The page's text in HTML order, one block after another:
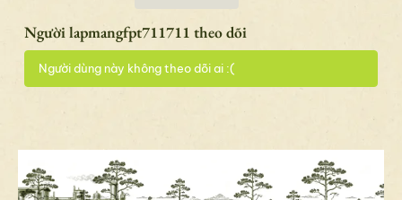
Người lapmangfpt711711 theo dõi
Người dùng này không theo dõi ai :(